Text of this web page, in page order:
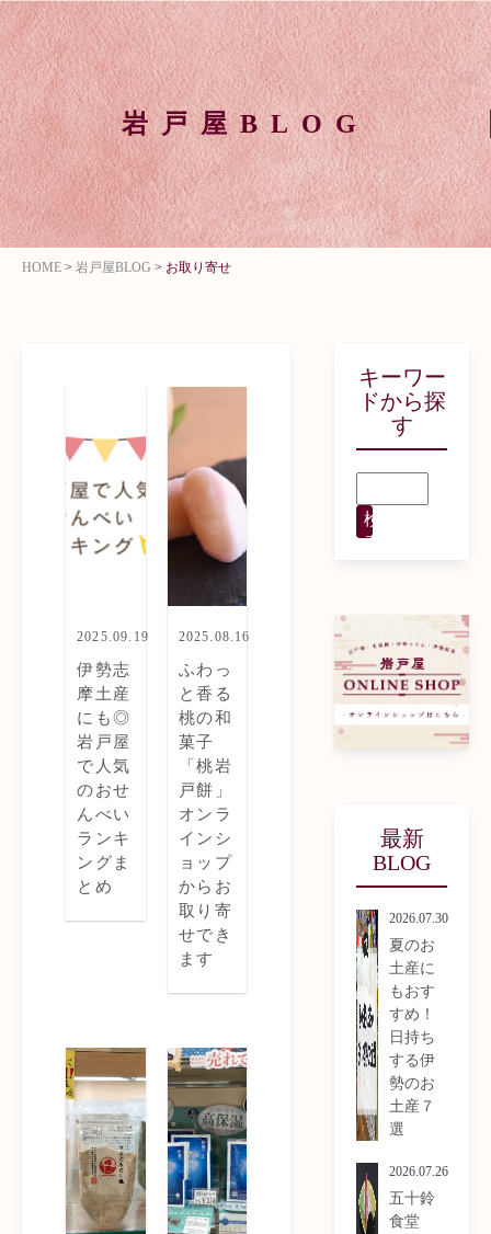
岩戸屋BLOG
HOME > 岩戸屋BLOG > お取り寄せ
2025.09.19
伊勢志
摩土産
にも◎
岩戸屋
で人気
のおせ
んべい
ランキ
ングま
とめ
2025.08.16
ふわっ
と香る
桃の和
菓子
「桃岩
戸餅」
オンラ
インシ
ョップ
からお
取り寄
せでき
ます
キーワー
ドから探
す
検
索
最新
BLOG
2026.07.30
夏のお
土産に
もおす
すめ！
日持ち
する伊
勢のお
土産７
選
2026.07.26
五十鈴
食堂